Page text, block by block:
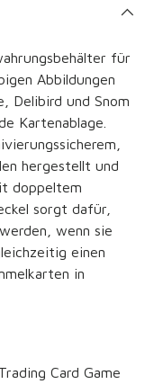
für
Abbildungen
Delibird und Snom
Kartenablage.
hergestellt und
doppeltem
sorgt dafür,
wenn sie
einen
in
Card Game